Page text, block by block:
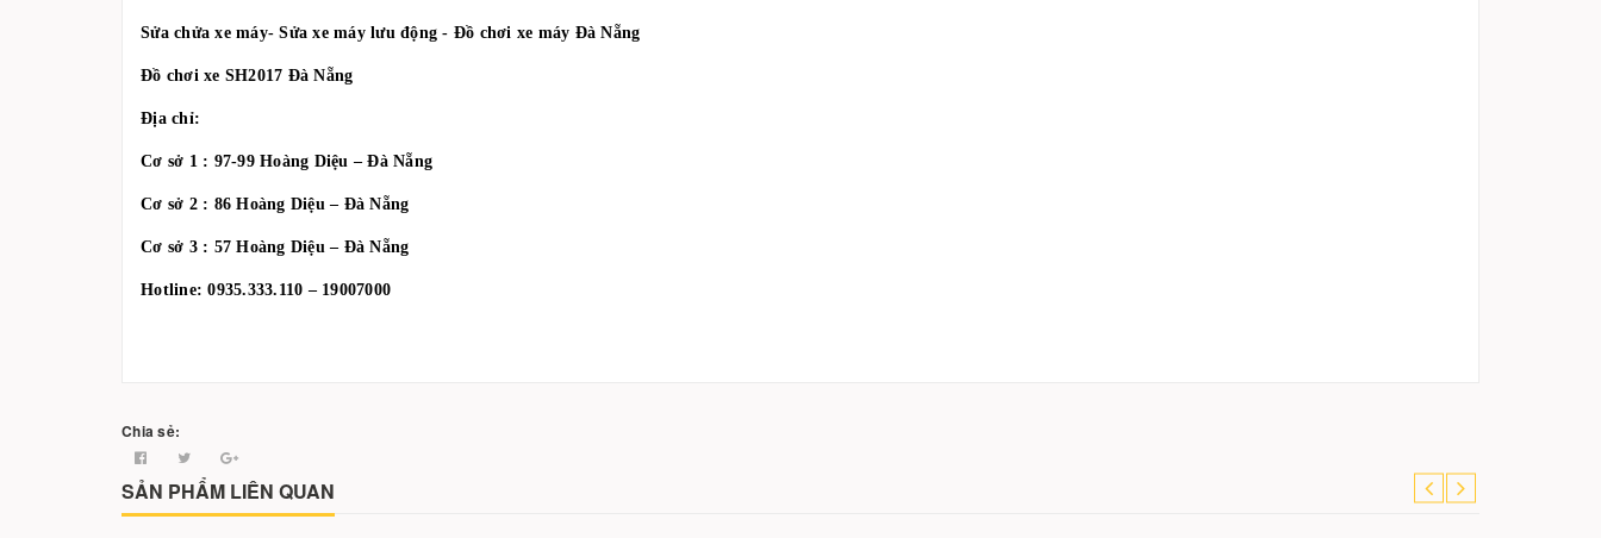
Sửa chửa xe máy- Sửa xe máy lưu động - Đồ chơi xe máy Đà Nẵng
Đồ chơi xe SH2017 Đà Nẵng
Địa chỉ:
Cơ sở 1 : 97-99 Hoàng Diệu – Đà Nẵng
Cơ sở 2 : 86 Hoàng Diệu – Đà Nẵng
Cơ sở 3 : 57 Hoàng Diệu – Đà Nẵng
Hotline: 0935.333.110 – 19007000
Chia sẻ:
SẢN PHẨM LIÊN QUAN